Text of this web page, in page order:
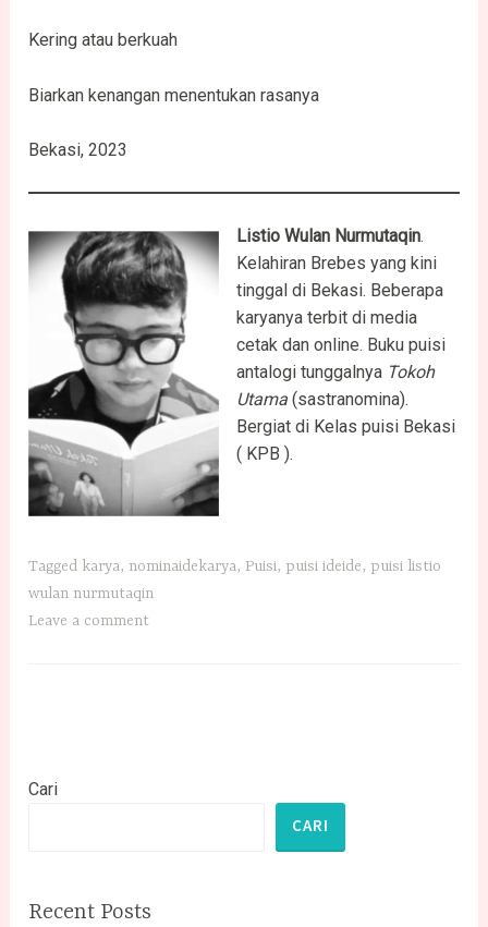
Kering atau berkuah
Biarkan kenangan menentukan rasanya
Bekasi, 2023
Listio Wulan Nurmutaqin.
Kelahiran Brebes yang kini
tinggal di Bekasi. Beberapa
karyanya terbit di media
cetak dan online. Buku puisi
antalogi tunggalnya Tokoh
Utama (sastranomina).
Bergiat di Kelas puisi Bekasi
( KPB ).
Tagged karya, nominaidekarya, Puisi, puisi ideide, puisi listio
wulan nurmutaqin
Leave a comment
Cari
CARI
Recent Posts